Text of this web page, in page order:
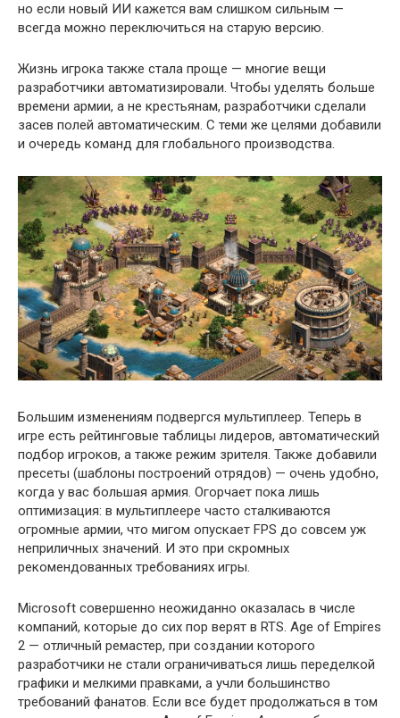
но если новый ИИ кажется вам слишком сильным —
всегда можно переключиться на старую версию.
Жизнь игрока также стала проще — многие вещи
разработчики автоматизировали. Чтобы уделять больше
времени армии, а не крестьянам, разработчики сделали
засев полей автоматическим. С теми же целями добавили
и очередь команд для глобального производства.
Большим изменениям подвергся мультиплеер. Теперь в
игре есть рейтинговые таблицы лидеров, автоматический
подбор игроков, а также режим зрителя. Также добавили
пресеты (шаблоны построений отрядов) — очень удобно,
когда у вас большая армия. Огорчает пока лишь
оптимизация: в мультиплеере часто сталкиваются
огромные армии, что мигом опускает FPS до совсем уж
неприличных значений. И это при скромных
рекомендованных требованиях игры.
Microsoft совершенно неожиданно оказалась в числе
компаний, которые до сих пор верят в RTS. Age of Empires
2 — отличный ремастер, при создании которого
разработчики не стали ограничиваться лишь переделкой
графики и мелкими правками, а учли большинство
требований фанатов. Если все будет продолжаться в том